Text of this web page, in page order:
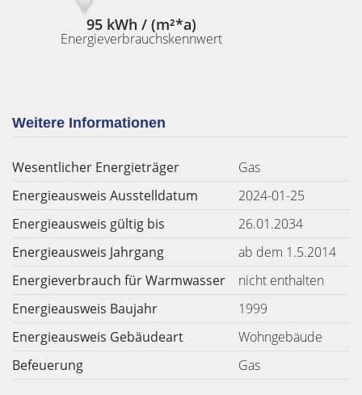
95 kWh / (m²*a)
Energieverbrauchskennwert
Weitere Informationen
Wesentlicher Energieträger
Gas
Energieausweis Ausstelldatum
2024-01-25
Energieausweis gültig bis
26.01.2034
Energieausweis Jahrgang
ab dem 1.5.2014
Energieverbrauch für Warmwasser
nicht enthalten
Energieausweis Baujahr
1999
Energieausweis Gebäudeart
Wohngebäude
Befeuerung
Gas